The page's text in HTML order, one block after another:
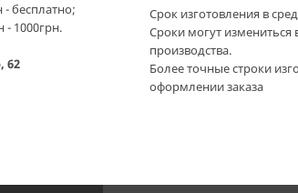
- бесплатно;
- 1000грн.
62
Срок изготовления в
Сроки могут измениться
производства.
Более точные строки
оформлении заказа